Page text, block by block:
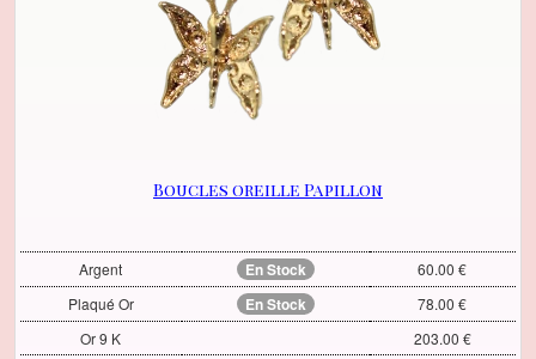
Boucles oreille Papillon
Argent En Stock
60.00 €
Plaqué Or
En Stock
78.00 €
Or 9 K
203.00 €